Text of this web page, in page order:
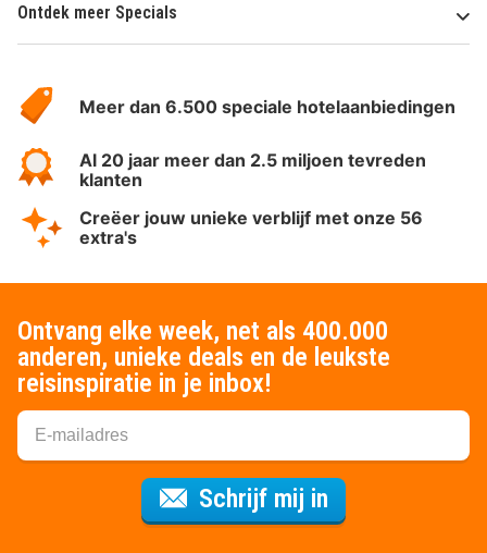
Ontdek meer Specials
HotelSpecials
Meer dan 6.500 speciale hotelaanbiedingen
Al 20 jaar meer dan 2.5 miljoen tevreden
klanten
Creëer jouw unieke verblijf met onze 56
extra's
Ontvang elke week, net als 400.000
anderen, unieke deals en de leukste
reisinspiratie in je inbox!
Schrijf mij in